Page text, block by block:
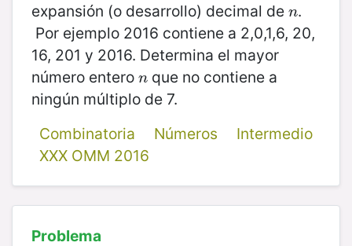
expansión (o desarrollo) decimal de n
n.
Por ejemplo 2016 contiene a 2,0,1,6, 20,
16, 201 y 2016. Determina el mayor
número entero n
n que no contiene a
ningún múltiplo de 7.
Combinatoria
Números
Intermedio
XXX OMM 2016
Problema